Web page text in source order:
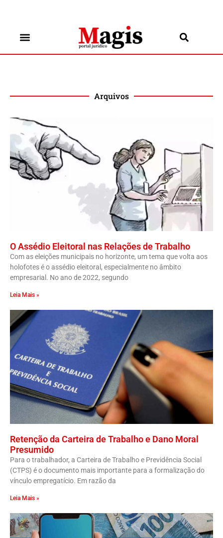
Arquivos
O Assédio Eleitoral nas Relações de Trabalho
Com as eleições municipais no horizonte, um tema que volta aos
holofotes é o assédio eleitoral, especialmente no âmbito
empresarial. No ano de 2022, segundo
Leia Mais »
Retenção da Carteira de Trabalho e Dano Moral
Presumido
Para o trabalhador, a Carteira de Trabalho e Previdência Social
(CTPS) é o documento mais importante para a formalização do
vínculo empregatício. Em razão da
Leia Mais »